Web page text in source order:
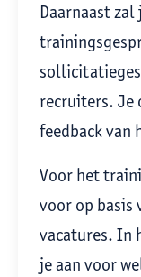
Daarnaast
recruiters. Je
feedback
Voor het
voor op basis
vacatures. In
je aan voor